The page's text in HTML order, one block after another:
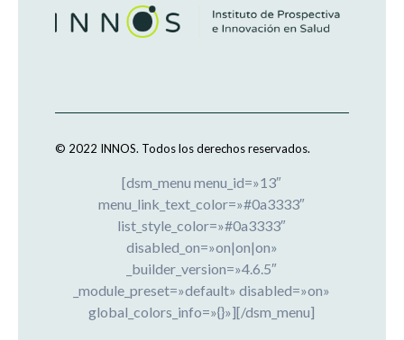
© 2022 INNOS. Todos los derechos reservados.
[dsm_menu menu_id=»13″
menu_link_text_color=»#0a3333″
list_style_color=»#0a3333″
disabled_on=»on|on|on»
_builder_version=»4.6.5″
_module_preset=»default» disabled=»on»
global_colors_info=»{}»][/dsm_menu]